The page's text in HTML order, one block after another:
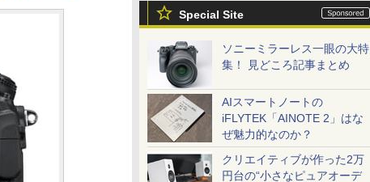
Special Site
ソニーミラーレス一眼の大特
集！ 見どころ記事まとめ
AIスマートノートの
iFLYTEK「AINOTE 2」はな
ぜ魅力的なのか？
クリエイティブが作った2万
円台の“小さなピュアオーデ